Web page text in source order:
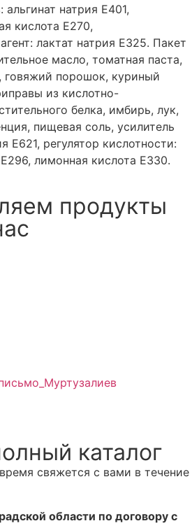
альгинат натрия Е401,
кислота Е270,
лактат натрия Е325. Пакет
масло, томатная паста,
говяжий порошок, куриный
из кислотно-
белка, имбирь, лук,
пищевая соль, усилитель
Е621, регулятор кислотности:
лимонная кислота Е330.
продукты
каталог
свяжется с вами в течение
области по договору с